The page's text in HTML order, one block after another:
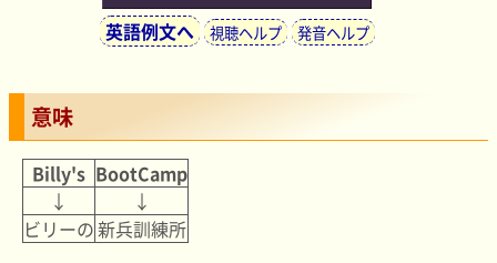
英語例文へ 視聴ヘルプ 発音ヘルプ
意味
Billy's BootCamp
↓
↓
ビリーの新兵訓練所